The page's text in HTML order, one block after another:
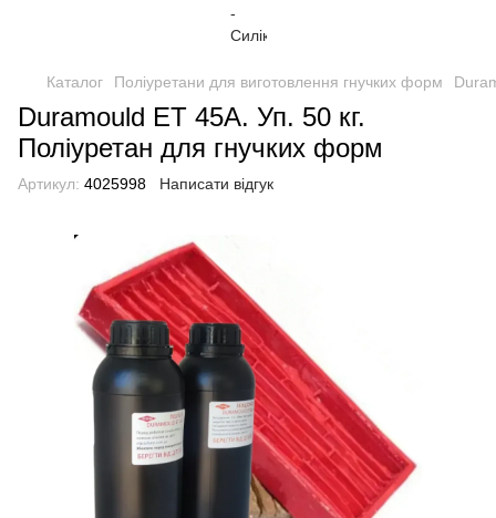
Каталог Поліуретани для виготовлення гнучких форм
Duramould ET 45А. Уп. 50 кг.
Поліуретан для гнучких форм
Артикул: 4025998 Написати відгук